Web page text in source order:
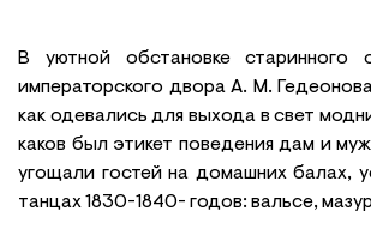
В уютной обстановке старинного
императорского двора А. М.
как одевались для выхода в свет
каков был этикет поведения дам и
угощали гостей на домашних балах,
танцах 1830-1840- годов: вальсе,